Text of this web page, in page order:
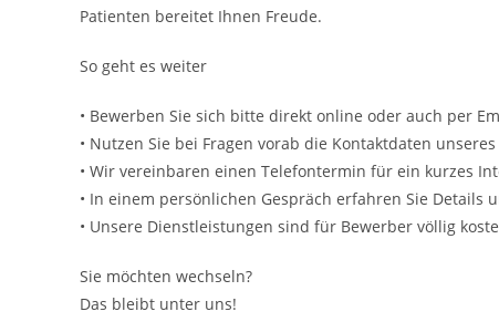
Patienten bereitet Ihnen Freude.
So geht es weiter
• Bewerben Sie sich bitte direkt online oder auch per
• Nutzen Sie bei Fragen vorab die Kontaktdaten
• Wir vereinbaren einen Telefontermin für ein kurzes
• In einem persönlichen Gespräch erfahren Sie Details
• Unsere Dienstleistungen sind für Bewerber völlig
Sie möchten wechseln?
Das bleibt unter uns!